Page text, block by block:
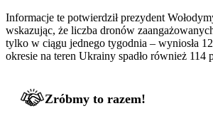
Informacje te potwierdził prezydent
wskazując, że liczba dronów
tylko w ciągu jednego tygodnia – wyniosła
okresie na teren Ukrainy spadło również 114
Zróbmy to razem!